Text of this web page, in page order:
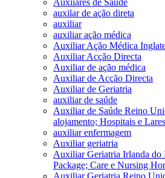
auxilar de ação direta
auxiliar
auxiliar ação médica
Auxiliar Ação Médica
Auxiliar Acção Directa
Auxiliar de ação médica
Auxiliar de Acção Directa
Auxiliar de Geriatria
auxiliar de saúde
Auxiliar de Saúde Reino
alojamento; Hospitais e
auxiliar enfermagem
Auxiliar geriatria
Auxiliar Geriatria Irlanda do
Package; Care e Nursing
Auxiliar Geriatria Reino